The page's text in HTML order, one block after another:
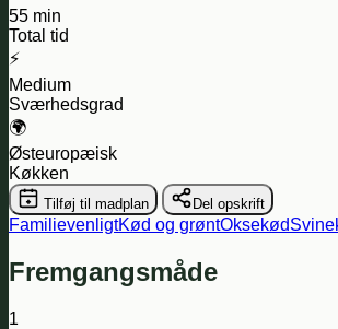
55 min
Total tid
⚡
Medium
Sværhedsgrad
🌍
Østeuropæisk
Køkken
Tilføj til madplan Del opskrift
FamilievenligtKød og grøntOksekød
Fremgangsmåde
1